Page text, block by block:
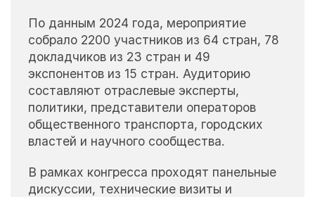
По данным 2024 года, мероприятие
собрало 2200 участников из 64 стран, 78
докладчиков из 23 стран и 49
экспонентов из 15 стран. Аудиторию
составляют отраслевые эксперты,
политики, представители операторов
общественного транспорта, городских
властей и научного сообщества.
В рамках конгресса проходят панельные
дискуссии, технические визиты и